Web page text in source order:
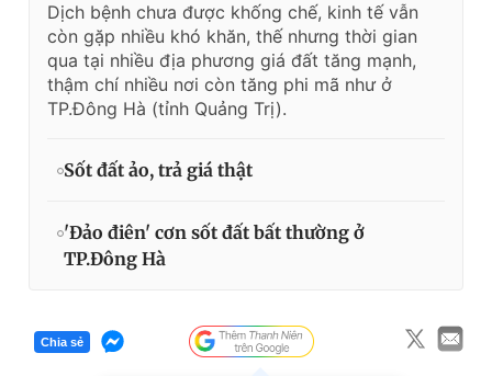
Dịch bệnh chưa được khống chế, kinh tế vẫn
còn gặp nhiều khó khăn, thế nhưng thời gian
qua tại nhiều địa phương giá đất tăng mạnh,
thậm chí nhiều nơi còn tăng phi mã như ở
TP.Đông Hà (tỉnh Quảng Trị).
Sốt đất ảo, trả giá thật
'Đảo điên' cơn sốt đất bất thường ở
TP.Đông Hà
Chia sẻ